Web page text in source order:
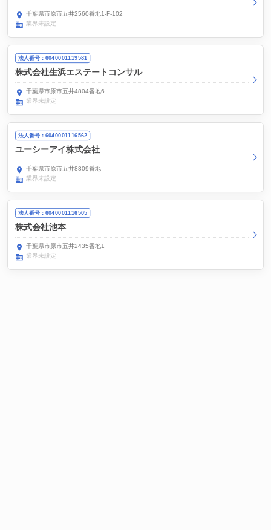
千葉県市原市五井2560番地1-F-102
業界未設定
法人番号：6040001119581
株式会社生浜エステートコンサル
千葉県市原市五井4804番地6
業界未設定
法人番号：6040001116562
ユーシーアイ株式会社
千葉県市原市五井8809番地
業界未設定
法人番号：6040001116505
株式会社池本
千葉県市原市五井2435番地1
業界未設定